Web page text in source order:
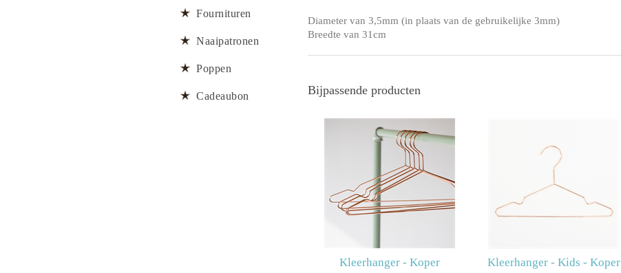
Diameter van 3,5mm (in plaats van de gebruikelijke 3mm)
Breedte van 31cm
Bijpassende producten
Kleerhanger - Koper Kleerhanger - Kids - Koper
Fournituren
Naaipatronen
Poppen
Cadeaubon